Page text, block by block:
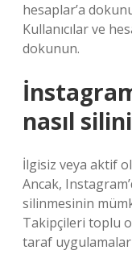
hesaplar’a
Kullanıcılar ve
dokunun.
nasıl
İlgisiz veya aktif
Ancak,
silinmesinin
Takipçileri toplu
taraf